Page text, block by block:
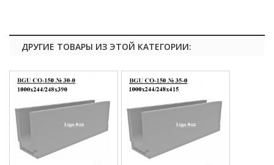
ДРУГИЕ ТОВАРЫ ИЗ ЭТОЙ КАТЕГОРИИ: